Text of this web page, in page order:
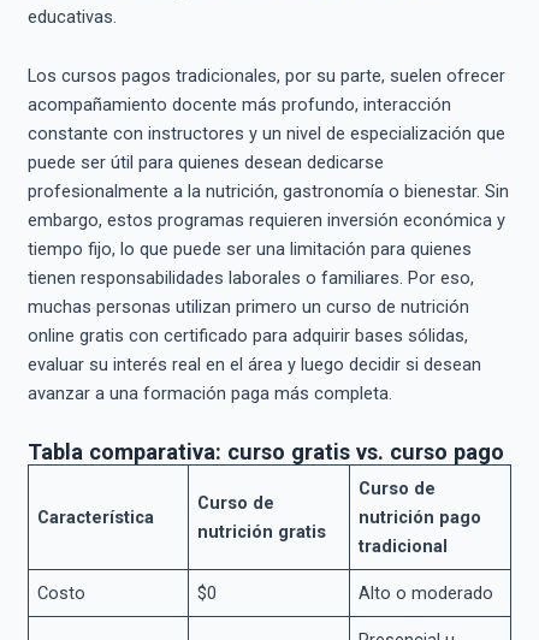
educativas.
Los cursos pagos tradicionales, por su parte, suelen ofrecer
acompañamiento docente más profundo, interacción
constante con instructores y un nivel de especialización que
puede ser útil para quienes desean dedicarse
profesionalmente a la nutrición, gastronomía o bienestar. Sin
embargo, estos programas requieren inversión económica y
tiempo fijo, lo que puede ser una limitación para quienes
tienen responsabilidades laborales o familiares. Por eso,
muchas personas utilizan primero un curso de nutrición
online gratis con certificado para adquirir bases sólidas,
evaluar su interés real en el área y luego decidir si desean
avanzar a una formación paga más completa.
Tabla comparativa: curso gratis vs. curso pago
Característica
Curso de
nutrición gratis
Curso de
nutrición pago
tradicional
Costo $0 Alto o moderado